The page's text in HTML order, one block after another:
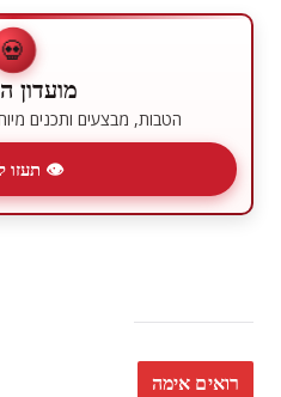
💀
מועדון
הטבות, מבצעים ותכנים
👁 תעזו
רואים אימה